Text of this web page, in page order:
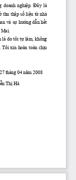
doanh
nghiệp. Đây
  là
thu thập số liệu từ nhà
và sự hướng dẫn hết
là do tôi tự làm, không
xin hoàn toàn chịu
tháng 04 năm 2008
Thị Hà